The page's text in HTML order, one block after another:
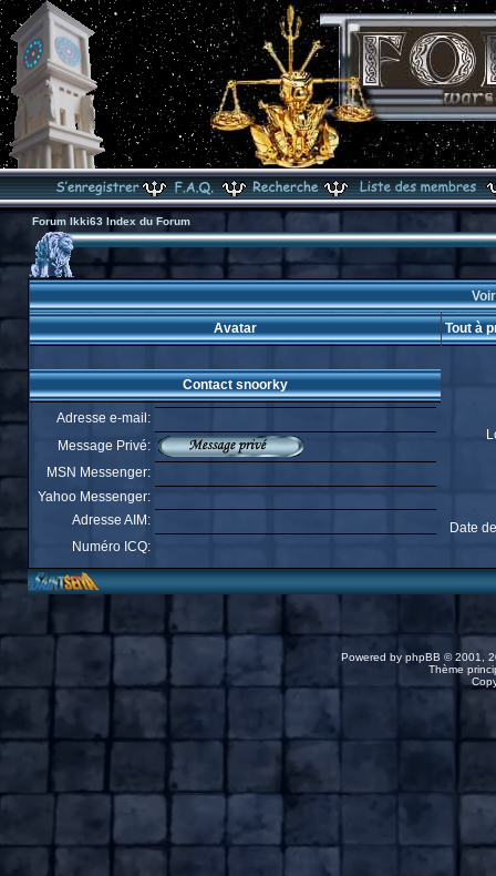
Forum Ikki63 Index du Forum
Avatar Tout à
Date
Contact snoorky
Adresse e-mail:
Message Privé:
MSN Messenger:
Yahoo Messenger:
Adresse AIM:
Numéro ICQ:
Powered by phpBB © 2001,
Thème